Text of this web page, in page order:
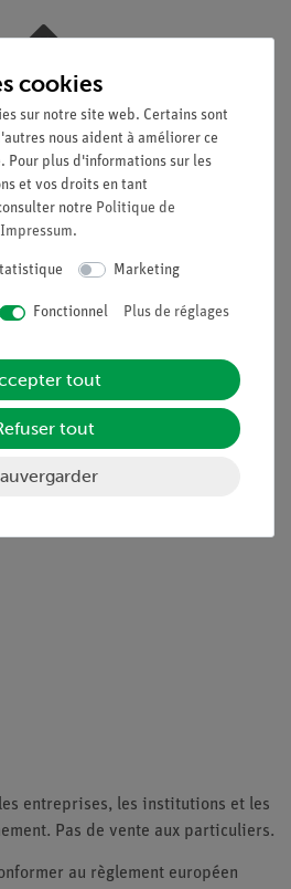
Nach oben
entreprises, les institutions et les
Pas de vente aux particuliers.
au règlement européen
cookies
sur notre site web. Certains sont
nous aident à améliorer ce
Pour plus d'informations sur les
et vos droits en tant
notre Politique de
Impressum.
Marketing
Fonctionnel Plus de réglages
tout
tout